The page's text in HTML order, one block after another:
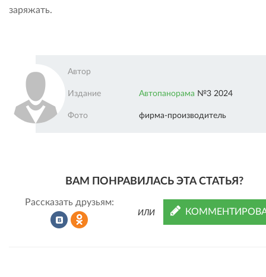
заряжать.
Автор
Издание Автопанорама №3 2024
Фото фирма-производитель
ВАМ ПОНРАВИЛАСЬ ЭТА СТАТЬЯ?
Рассказать друзьям:
ИЛИ